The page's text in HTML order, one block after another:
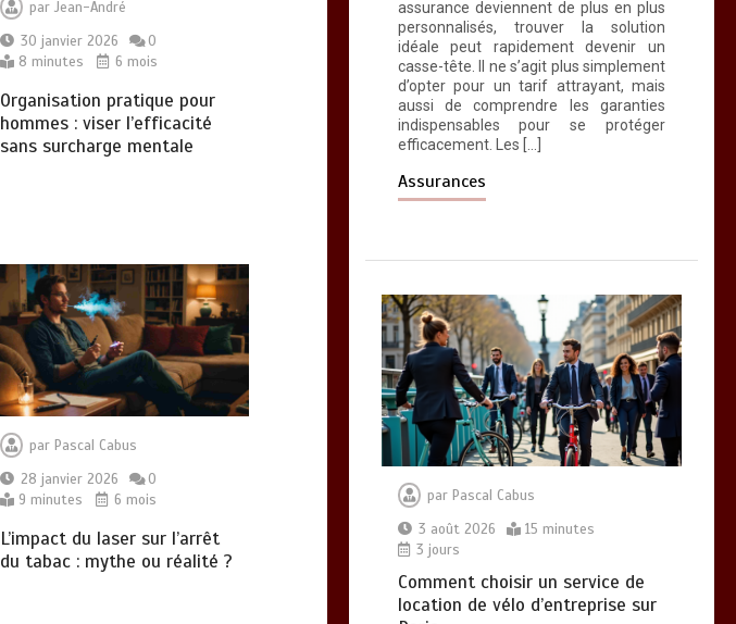
par Jean-André
30 janvier 2026
0
8 minutes
6 mois
Organisation pratique pour
hommes : viser l’efficacité
sans surcharge mentale
par Pascal Cabus
28 janvier 2026
0
9 minutes
6 mois
L’impact du laser sur l’arrêt
du tabac : mythe ou réalité ?
0 17 minutes
assurance deviennent de plus en plus
personnalisés, trouver la solution
idéale peut rapidement devenir un
casse-tête. Il ne s’agit plus simplement
d’opter pour un tarif attrayant, mais
aussi de comprendre les garanties
indispensables pour se protéger
efficacement. Les […]
Assurances
par Pascal Cabus
3 août 2026
15 minutes
3 jours
Comment choisir un service de
location de vélo d’entreprise sur